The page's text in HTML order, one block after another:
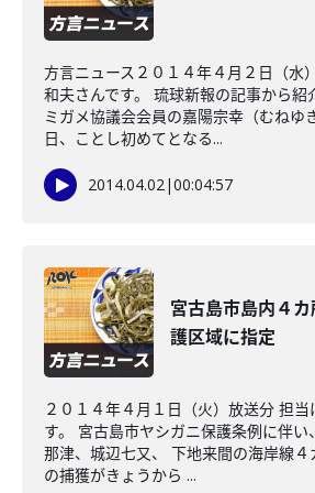
方言ニュース２０１４年４月２日（水
和夫さんです。 琉球新報の記事から紹
ミガメ協議会会員の嘉陽宗幸（むねゆ
日、ことし初めてとなる...
2014.04.02|00:04:57
宮古島市島内４
護区域に指定
２０１４年４月１日（火）放送分 担
す。 宮古島市ヤシガニ保護条例に伴い
那津、城辺七又、 下地来間の海岸線４
の捕獲がきょうから ...